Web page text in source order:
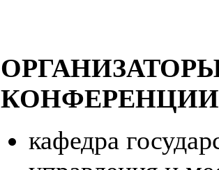
КОНФЕРЕНЦИИ
кафедра